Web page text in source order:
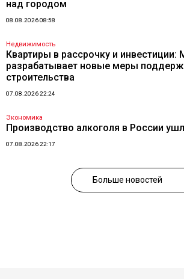
над городом
08.08.2026 08:58
Недвижимость
Квартиры в рассрочку и
разрабатывает новые меры
строительства
07.08.2026 22:24
Экономика
Производство алкоголя в России
07.08.2026 22:17
Больше новостей